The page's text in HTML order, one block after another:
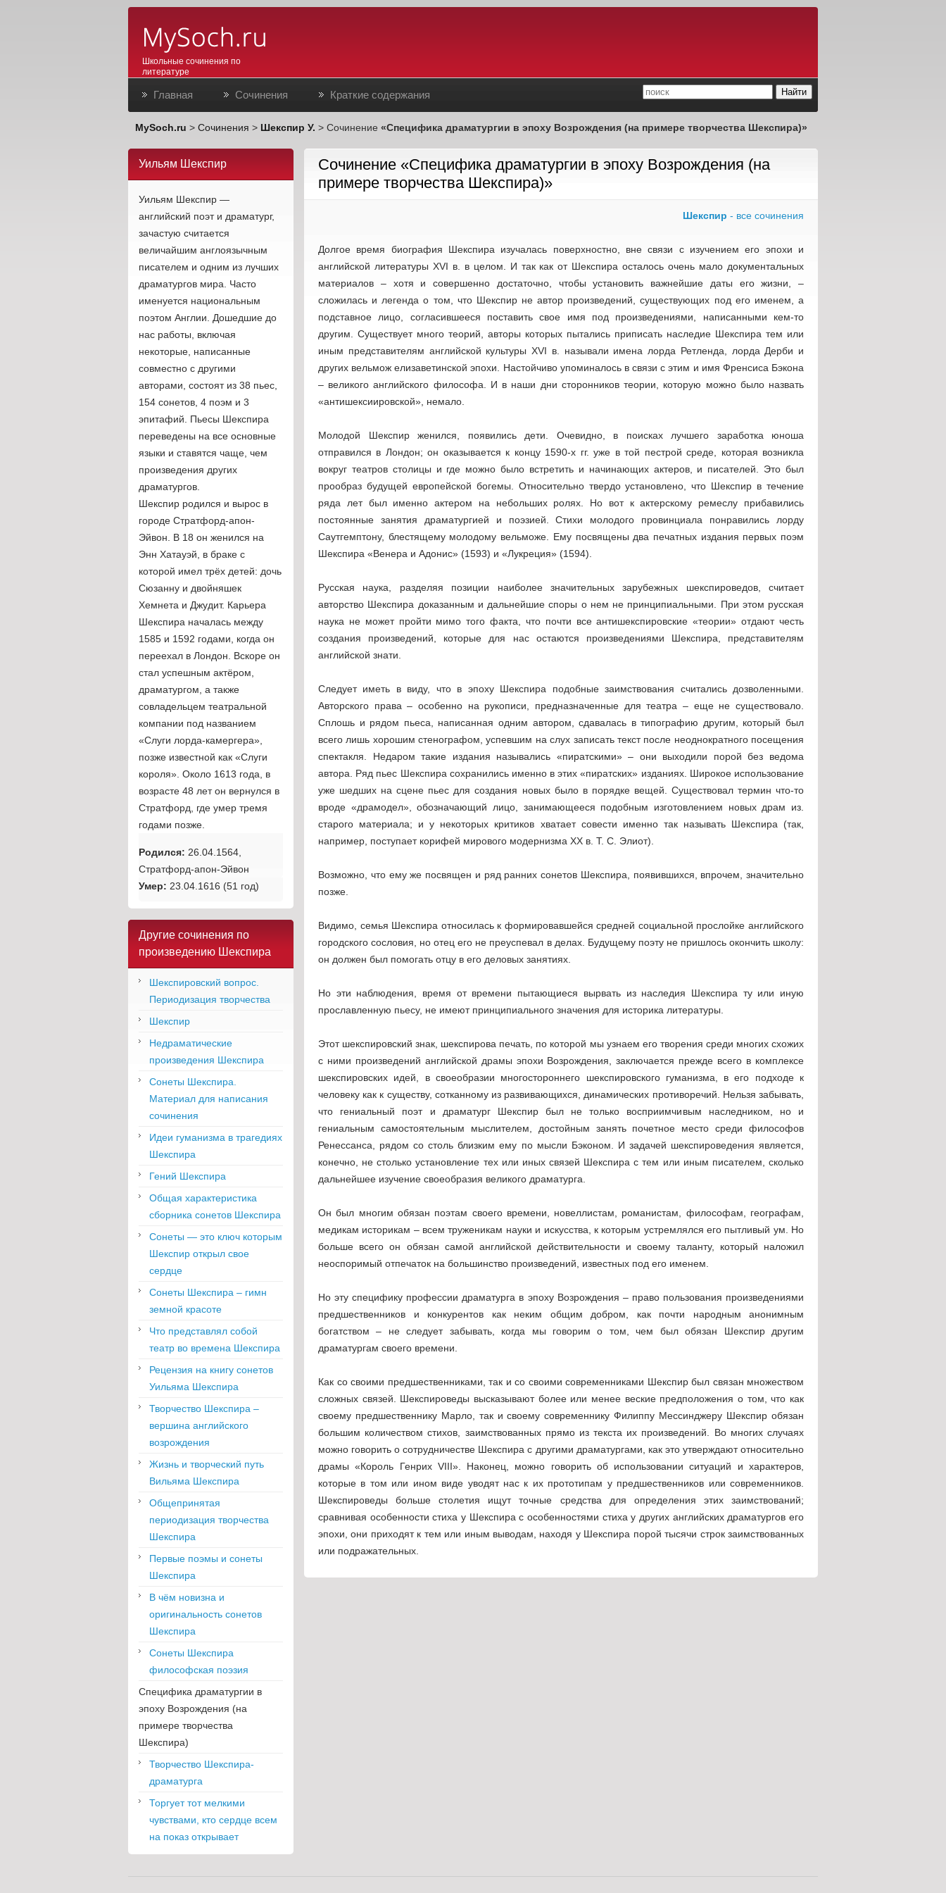
Школьные сочинения по
литературе
Главная Сочинения Краткие содержания
MySoch.ru > Сочинения > Шекспир У. > Сочинение «Специфика драматургии в эпоху Возрождения (на примере творчества Шекспира)»
Уильям Шекспир
Уильям Шекспир —
английский поэт и драматург,
зачастую считается
величайшим англоязычным
писателем и одним из лучших
драматургов мира. Часто
именуется национальным
поэтом Англии. Дошедшие до
нас работы, включая
некоторые, написанные
совместно с другими
авторами, состоят из 38 пьес,
154 сонетов, 4 поэм и 3
эпитафий. Пьесы Шекспира
переведены на все основные
языки и ставятся чаще, чем
произведения других
драматургов.
Шекспир родился и вырос в
городе Стратфорд-апон-
Эйвон. В 18 он женился на
Энн Хатауэй, в браке с
которой имел трёх детей: дочь
Сюзанну и двойняшек
Хемнета и Джудит. Карьера
Шекспира началась между
1585 и 1592 годами, когда он
переехал в Лондон. Вскоре он
стал успешным актёром,
драматургом, а также
совладельцем театральной
компании под названием
«Слуги лорда-камергера»,
позже известной как «Слуги
короля». Около 1613 года, в
возрасте 48 лет он вернулся в
Стратфорд, где умер тремя
годами позже.
Родился: 26.04.1564,
Стратфорд-апон-Эйвон
Умер: 23.04.1616 (51 год)
Другие сочинения по
произведению Шекспира
Шекспировский вопрос.
Периодизация творчества
Шекспир
Недраматические
произведения Шекспира
Сонеты Шекспира.
Материал для написания
сочинения
Идеи гуманизма в трагедиях
Шекспира
Гений Шекспира
Общая характеристика
сборника сонетов Шекспира
Сонеты — это ключ которым
Шекспир открыл свое
сердце
Сонеты Шекспира – гимн
земной красоте
Что представлял собой
театр во времена Шекспира
Рецензия на книгу сонетов
Уильяма Шекспира
Творчество Шекспира –
вершина английского
возрождения
Жизнь и творческий путь
Вильяма Шекспира
Общепринятая
периодизация творчества
Шекспира
Первые поэмы и сонеты
Шекспира
В чём новизна и
оригинальность сонетов
Шекспира
Сонеты Шекспира
философская поэзия
Специфика драматургии в
эпоху Возрождения (на
примере творчества
Шекспира)
Творчество Шекспира-
драматурга
Торгует тот мелкими
чувствами, кто сердце всем
на показ открывает
Сочинение «Специфика драматургии в эпоху Возрождения (на
примере творчества Шекспира)»
Шекспир - все сочинения
Долгое время биография Шекспира изучалась поверхностно, вне связи с изучением его эпохи и
английской литературы XVI в. в целом. И так как от Шекспира осталось очень мало документальных
материалов – хотя и совершенно достаточно, чтобы установить важнейшие даты его жизни, –
сложилась и легенда о том, что Шекспир не автор произведений, существующих под его именем, а
подставное лицо, согласившееся поставить свое имя под произведениями, написанными кем-то
другим. Существует много теорий, авторы которых пытались приписать наследие Шекспира тем или
иным представителям английской культуры XVI в. называли имена лорда Ретленда, лорда Дерби и
других вельмож елизаветинской эпохи. Настойчиво упоминалось в связи с этим и имя Френсиса Бэкона
– великого английского философа. И в наши дни сторонников теории, которую можно было назвать
«антишексиировской», немало.
Молодой Шекспир женился, появились дети. Очевидно, в поисках лучшего заработка юноша
отправился в Лондон; он оказывается к концу 1590-х гг. уже в той пестрой среде, которая возникла
вокруг театров столицы и где можно было встретить и начинающих актеров, и писателей. Это был
прообраз будущей европейской богемы. Относительно твердо установлено, что Шекспир в течение
ряда лет был именно актером на небольших ролях. Но вот к актерскому ремеслу прибавились
постоянные занятия драматургией и поэзией. Стихи молодого провинциала понравились лорду
Саутгемптону, блестящему молодому вельможе. Ему посвящены два печатных издания первых поэм
Шекспира «Венера и Адонис» (1593) и «Лукреция» (1594).
Русская наука, разделяя позиции наиболее значительных зарубежных шекспироведов, считает
авторство Шекспира доказанным и дальнейшие споры о нем не принципиальными. При этом русская
наука не может пройти мимо того факта, что почти все антишекспировские «теории» отдают честь
создания произведений, которые для нас остаются произведениями Шекспира, представителям
английской знати.
Следует иметь в виду, что в эпоху Шекспира подобные заимствования считались дозволенными.
Авторского права – особенно на рукописи, предназначенные для театра – еще не существовало.
Сплошь и рядом пьеса, написанная одним автором, сдавалась в типографию другим, который был
всего лишь хорошим стенографом, успевшим на слух записать текст после неоднократного посещения
спектакля. Недаром такие издания назывались «пиратскими» – они выходили порой без ведома
автора. Ряд пьес Шекспира сохранились именно в этих «пиратских» изданиях. Широкое использование
уже шедших на сцене пьес для создания новых было в порядке вещей. Существовал термин что-то
вроде «драмодел», обозначающий лицо, занимающееся подобным изготовлением новых драм из.
старого материала; и у некоторых критиков хватает совести именно так называть Шекспира (так,
например, поступает корифей мирового модернизма XX в. Т. С. Элиот).
Возможно, что ему же посвящен и ряд ранних сонетов Шекспира, появившихся, впрочем, значительно
позже.
Видимо, семья Шекспира относилась к формировавшейся средней социальной прослойке английского
городского сословия, но отец его не преуспевал в делах. Будущему поэту не пришлось окончить школу:
он должен был помогать отцу в его деловых занятиях.
Но эти наблюдения, время от времени пытающиеся вырвать из наследия Шекспира ту или иную
прославленную пьесу, не имеют принципиального значения для историка литературы.
Этот шекспировский знак, шекспирова печать, по которой мы узнаем его творения среди многих схожих
с ними произведений английской драмы эпохи Возрождения, заключается прежде всего в комплексе
шекспировских идей, в своеобразии многостороннего шекспировского гуманизма, в его подходе к
человеку как к существу, сотканному из развивающихся, динамических противоречий. Нельзя забывать,
что гениальный поэт и драматург Шекспир был не только восприимчивым наследником, но и
гениальным самостоятельным мыслителем, достойным занять почетное место среди философов
Ренессанса, рядом со столь близким ему по мысли Бэконом. И задачей шекспироведения является,
конечно, не столько установление тех или иных связей Шекспира с тем или иным писателем, сколько
дальнейшее изучение своеобразия великого драматурга.
Он был многим обязан поэтам своего времени, новеллистам, романистам, философам, географам,
медикам историкам – всем труженикам науки и искусства, к которым устремлялся его пытливый ум. Но
больше всего он обязан самой английской действительности и своему таланту, который наложил
неоспоримый отпечаток на большинство произведений, известных под его именем.
Но эту специфику профессии драматурга в эпоху Возрождения – право пользования произведениями
предшественников и конкурентов как неким общим добром, как почти народным анонимным
богатством – не следует забывать, когда мы говорим о том, чем был обязан Шекспир другим
драматургам своего времени.
Как со своими предшественниками, так и со своими современниками Шекспир был связан множеством
сложных связей. Шекспироведы высказывают более или менее веские предположения о том, что как
своему предшественнику Марло, так и своему современнику Филиппу Мессинджеру Шекспир обязан
большим количеством стихов, заимствованных прямо из текста их произведений. Во многих случаях
можно говорить о сотрудничестве Шекспира с другими драматургами, как это утверждают относительно
драмы «Король Генрих VIII». Наконец, можно говорить об использовании ситуаций и характеров,
которые в том или ином виде уводят нас к их прототипам у предшественников или современников.
Шекспироведы больше столетия ищут точные средства для определения этих заимствований;
сравнивая особенности стиха у Шекспира с особенностями стиха у других английских драматургов его
эпохи, они приходят к тем или иным выводам, находя у Шекспира порой тысячи строк заимствованных
или подражательных.